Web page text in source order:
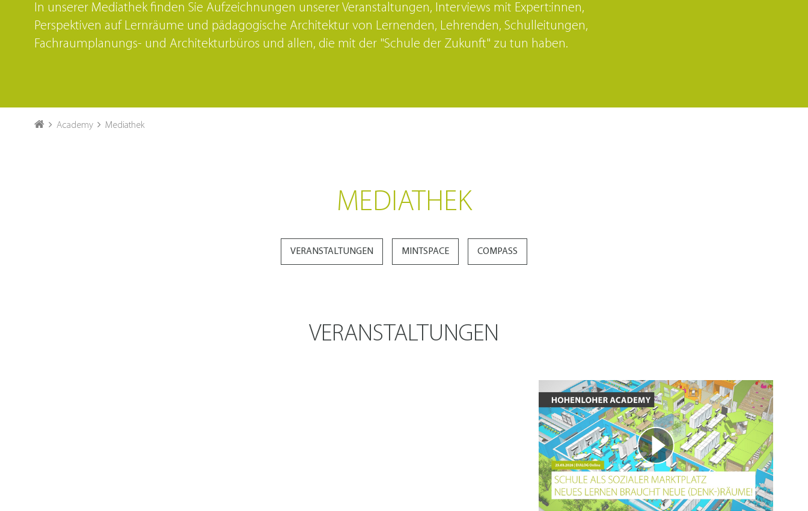
In unserer Mediathek finden Sie Aufzeichnungen unserer Veranstaltungen, Interviews mit Expert:innen,
Perspektiven auf Lernräume und pädagogische Architektur von Lernenden, Lehrenden, Schulleitungen,
Fachraumplanungs- und Architekturbüros und allen, die mit der "Schule der Zukunft" zu tun haben.
Academy Mediathek
MEDIATHEK
VERANSTALTUNGEN MINTSPACE COMPASS
VERANSTALTUNGEN